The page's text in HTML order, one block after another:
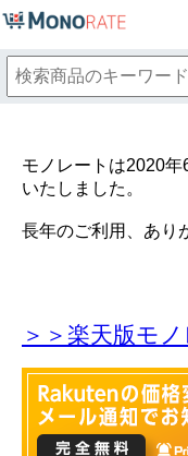
モノレートは2020
いたしました。
長年のご利用、あり
＞＞楽天版モ